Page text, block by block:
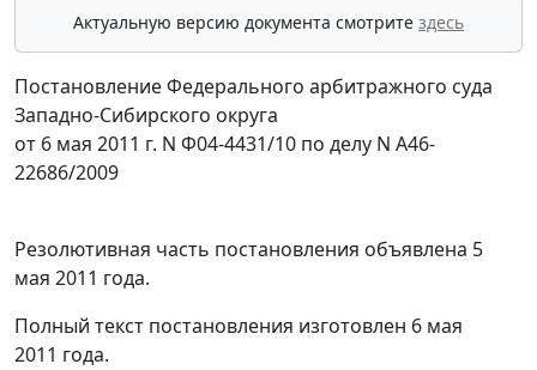
Актуальную версию документа смотрите здесь
Постановление Федерального арбитражного суда
Западно-Сибирского округа
от 6 мая 2011 г. N Ф04-4431/10 по делу N А46-
22686/2009
Резолютивная часть постановления объявлена 5
мая 2011 года.
Полный текст постановления изготовлен 6 мая
2011 года.